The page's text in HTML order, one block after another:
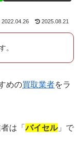
2022.04.26 2025.08.21
。
めの買取業者をラ
は「バイセル」で